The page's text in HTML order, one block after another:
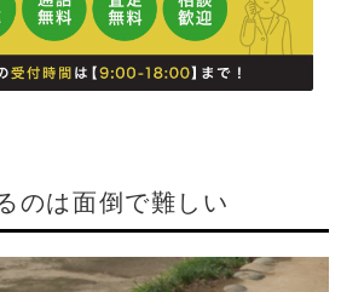
のは面倒で難しい